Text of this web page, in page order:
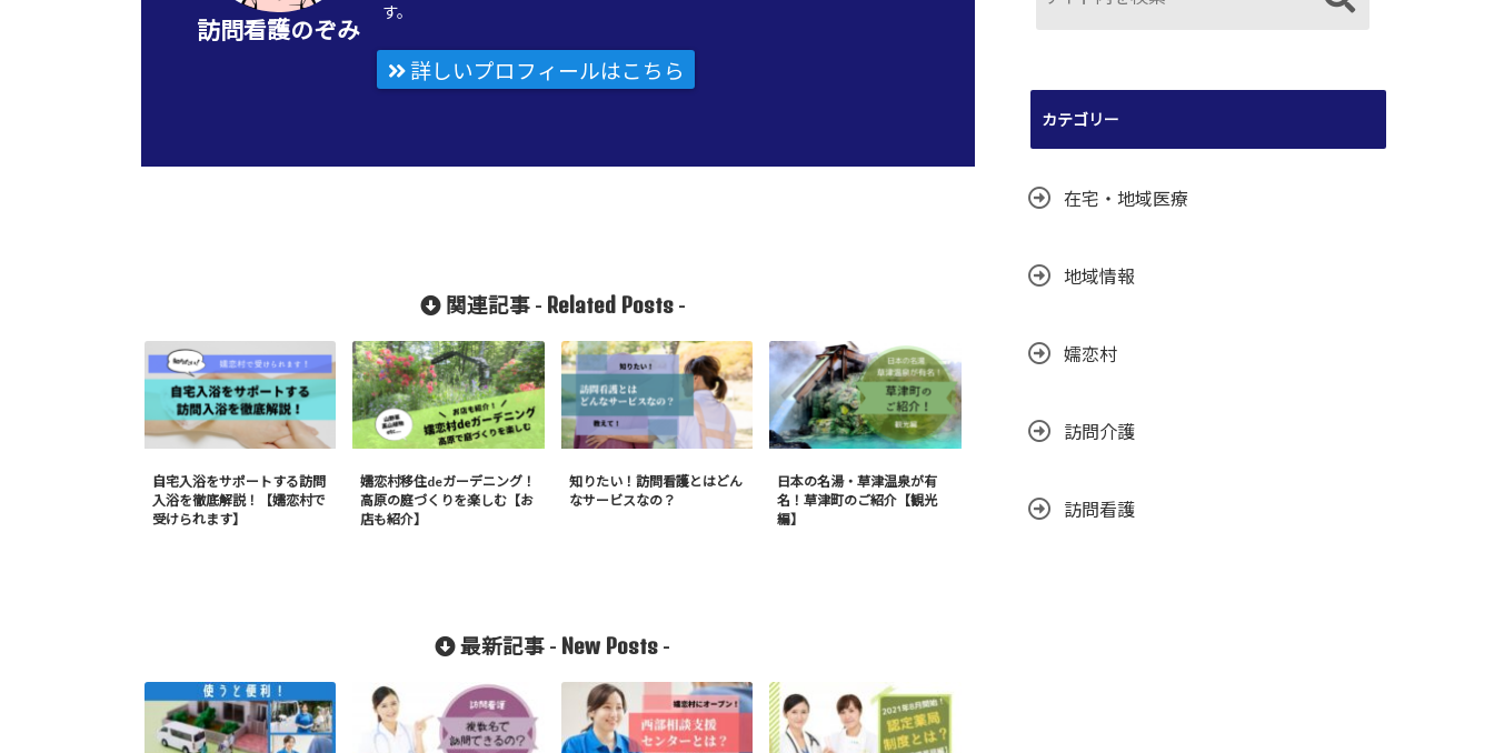
訪問看護のぞみ
す。
詳しいプロフィールはこちら
関連記事 - Related Posts-
自宅入浴をサポートする訪問
入浴を徹底解説！【嬬恋村で
受けられます】
嬬恋村移住deガーデニング！
高原の庭づくりを楽しむ【お
店も紹介】
知りたい！訪問看護とはどん
なサービスなの？
日本の名湯・草津温泉が有
名！草津町のご紹介【観光
編】
最新記事 - New Posts -
カテゴリー
在宅・地域医療
地域情報
嬬恋村
訪問介護
訪問看護